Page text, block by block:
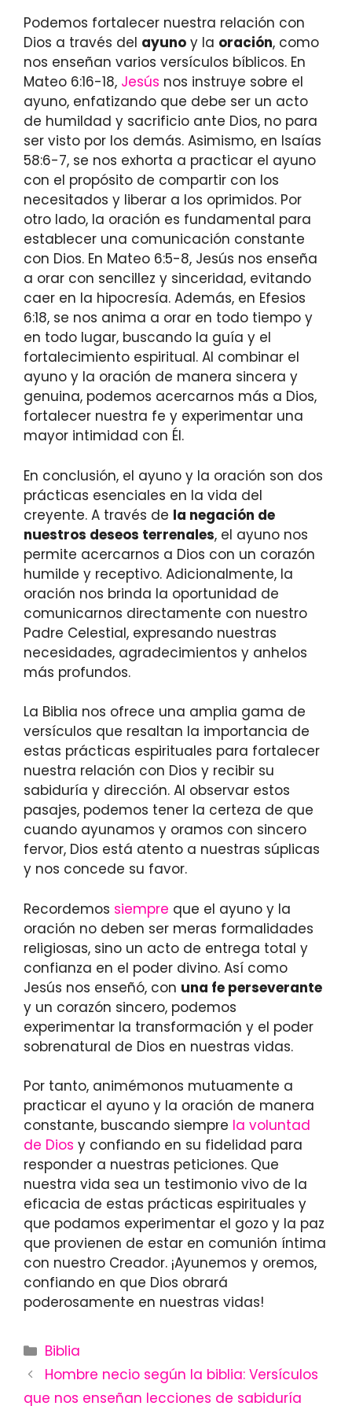
Podemos fortalecer nuestra relación con
Dios a través del ayuno y la oración, como
nos enseñan varios versículos bíblicos. En
Mateo 6:16-18, Jesús nos instruye sobre el
ayuno, enfatizando que debe ser un acto
de humildad y sacrificio ante Dios, no para
ser visto por los demás. Asimismo, en Isaías
58:6-7, se nos exhorta a practicar el ayuno
con el propósito de compartir con los
necesitados y liberar a los oprimidos. Por
otro lado, la oración es fundamental para
establecer una comunicación constante
con Dios. En Mateo 6:5-8, Jesús nos enseña
a orar con sencillez y sinceridad, evitando
caer en la hipocresía. Además, en Efesios
6:18, se nos anima a orar en todo tiempo y
en todo lugar, buscando la guía y el
fortalecimiento espiritual. Al combinar el
ayuno y la oración de manera sincera y
genuina, podemos acercarnos más a Dios,
fortalecer nuestra fe y experimentar una
mayor intimidad con Él.
En conclusión, el ayuno y la oración son dos
prácticas esenciales en la vida del
creyente. A través de la negación de
nuestros deseos terrenales, el ayuno nos
permite acercarnos a Dios con un corazón
humilde y receptivo. Adicionalmente, la
oración nos brinda la oportunidad de
comunicarnos directamente con nuestro
Padre Celestial, expresando nuestras
necesidades, agradecimientos y anhelos
más profundos.
La Biblia nos ofrece una amplia gama de
versículos que resaltan la importancia de
estas prácticas espirituales para fortalecer
nuestra relación con Dios y recibir su
sabiduría y dirección. Al observar estos
pasajes, podemos tener la certeza de que
cuando ayunamos y oramos con sincero
fervor, Dios está atento a nuestras súplicas
y nos concede su favor.
Recordemos siempre que el ayuno y la
oración no deben ser meras formalidades
religiosas, sino un acto de entrega total y
confianza en el poder divino. Así como
Jesús nos enseñó, con una fe perseverante
y un corazón sincero, podemos
experimentar la transformación y el poder
sobrenatural de Dios en nuestras vidas.
Por tanto, animémonos mutuamente a
practicar el ayuno y la oración de manera
constante, buscando siempre la voluntad
de Dios y confiando en su fidelidad para
responder a nuestras peticiones. Que
nuestra vida sea un testimonio vivo de la
eficacia de estas prácticas espirituales y
que podamos experimentar el gozo y la paz
que provienen de estar en comunión íntima
con nuestro Creador. ¡Ayunemos y oremos,
confiando en que Dios obrará
poderosamente en nuestras vidas!
Categories
Biblia
Hombre necio según la biblia: Versículos
que nos enseñan lecciones de sabiduría